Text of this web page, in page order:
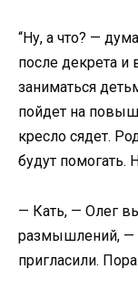
“Ну, а что? —
после декрета и
заниматься
пойдет на
кресло сядет.
будут помогать.
— Кать, — Олег
размышлений, —
пригласили.